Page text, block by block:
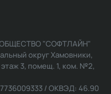
"СОФТЛАЙН"
округ Хамовники,
этаж 3, помещ. 1, ком. №2,
/ ОКВЭД: 46.90